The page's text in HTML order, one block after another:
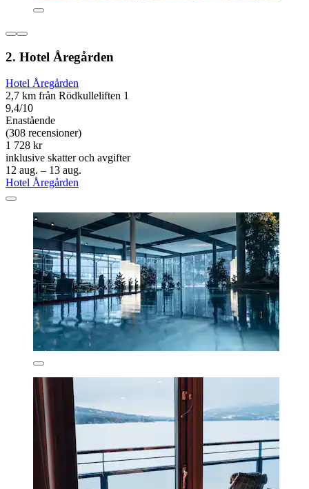
2. Hotel Åregården
Hotel Åregården
2,7 km från Rödkulleliften 1
9,4/10
Enastående
(308 recensioner)
1 728 kr
inklusive skatter och avgifter
12 aug. – 13 aug.
Hotel Åregården